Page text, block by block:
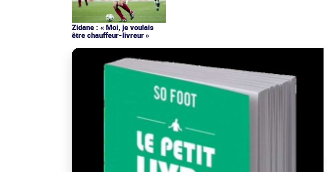
Zidane : « Moi, je voulais
être chauffeur-livreur »